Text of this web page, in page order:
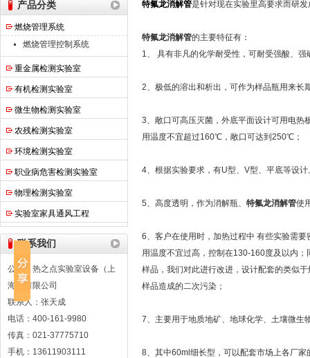
产品分类
燃烧管理系统
燃烧管理控制系统
重金属检测实验室
有机检测实验室
微生物检测实验室
农残检测实验室
环境检测实验室
职业病危害检测实验室
物理检测实验室
实验室家具通风工程
联系我们
公司：热之点实验室设备（上
海）有限公司
联系人：张天成
电话：400-161-9980
传真：021-37775710
手机：13611903111
特氟龙消解管是针对现在实验里高要求而研
特氟龙消解管的主要特征有：
1、 具有非凡的化学耐受性，可耐受强酸、
2、极低的溶出和析出，可作为样品瓶用来长
3、敞口可高压灭菌，外底平面设计可用电热
用温度不宜超过160℃，敞口可达到250℃；
4、根据实验要求，有U型、V型、平底等设
5、高度透明，作为消解瓶、 特氟龙消解管使
6、客户在使用时，加热过程中 有些实验需
用温度不宜过高，控制在130-160度及以内
样品，我们对此进行改进，设计配套的类似
样品造成的二次污染；
7、主要用于地质地矿、地球化学、土壤微生
8、其中60ml细长型，可以配套市场上各厂